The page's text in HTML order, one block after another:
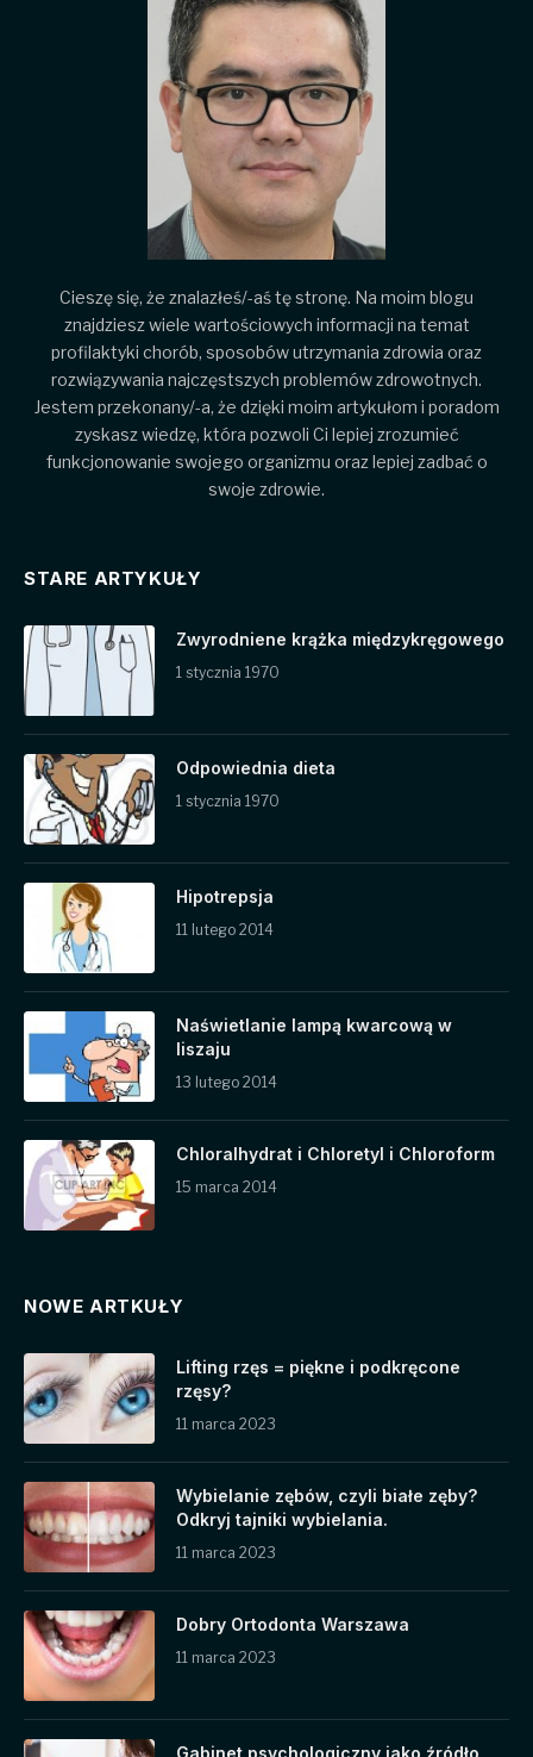
Cieszę się, że znalazłeś/-aś tę stronę. Na moim blogu
znajdziesz wiele wartościowych informacji na temat
profilaktyki chorób, sposobów utrzymania zdrowia oraz
rozwiązywania najczęstszych problemów zdrowotnych.
Jestem przekonany/-a, że dzięki moim artykułom i poradom
zyskasz wiedzę, która pozwoli Ci lepiej zrozumieć
funkcjonowanie swojego organizmu oraz lepiej zadbać o
swoje zdrowie.
STARE ARTYKUŁY
Zwyrodniene krążka międzykręgowego
1 stycznia 1970
Odpowiednia dieta
1 stycznia 1970
Hipotrepsja
11 lutego 2014
Naświetlanie lampą kwarcową w
liszaju
13 lutego 2014
Chloralhydrat i Chloretyl i Chloroform
15 marca 2014
NOWE ARTKUŁY
Lifting rzęs = piękne i podkręcone
rzęsy?
11 marca 2023
Wybielanie zębów, czyli białe zęby?
Odkryj tajniki wybielania.
11 marca 2023
Dobry Ortodonta Warszawa
11 marca 2023
Gabinet psychologiczny jako źródło